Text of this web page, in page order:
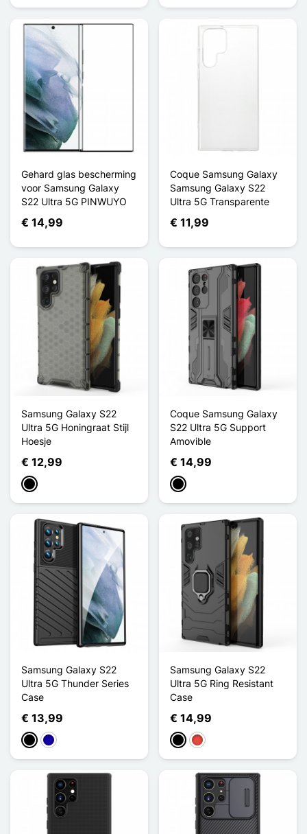
Gehard glas bescherming
voor Samsung Galaxy
S22 Ultra 5G PINWUYO
€ 14,99
Coque Samsung Galaxy
Samsung Galaxy S22
Ultra 5G Transparente
€ 11,99
Samsung Galaxy S22
Ultra 5G Honingraat Stijl
Hoesje
€ 12,99
Zwart
Coque Samsung Galaxy
S22 Ultra 5G Support
Amovible
€ 14,99
Zwart
Samsung Galaxy S22
Ultra 5G Thunder Series
Case
€ 13,99
ZwartDonkerblauw
Samsung Galaxy S22
Ultra 5G Ring Resistant
Case
€ 14,99
ZwartRood